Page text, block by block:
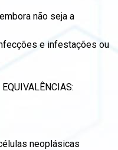
não seja a
e infestações ou
neoplásicas